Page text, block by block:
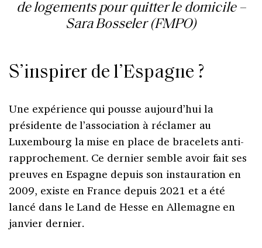
de logements pour quitter le domicile –
Sara Bosseler (FMPO)
S’inspirer de l’Espagne ?
Une expérience qui pousse aujourd’hui la
présidente de l’association à réclamer au
Luxembourg la mise en place de bracelets anti-
rapprochement. Ce dernier semble avoir fait ses
preuves en Espagne depuis son instauration en
2009, existe en France depuis 2021 et a été
lancé dans le Land de Hesse en Allemagne en
janvier dernier.